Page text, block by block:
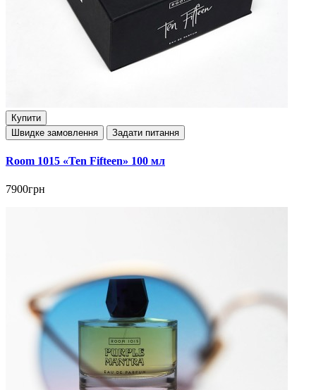
Купити
Швидке замовлення
Задати питання
Room 1015 «Ten Fifteen» 100 мл
7900грн